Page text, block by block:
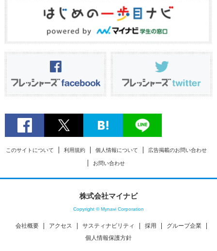
このサイトについて 利用規約 個人情報について 広告掲載のお問い合わせ
お問い合わせ
株式会社マイナビ
Copyright © Mynavi Corporation
会社概要 アクセス サスティナビリティ 採用
グループ企業
個人情報保護方針